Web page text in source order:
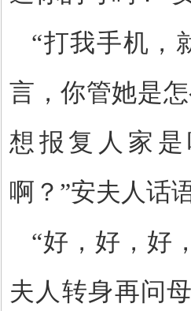
“打我手机，
言，你管她是
想报复人家
啊？”安夫人话
“好，好，好
夫人转身再问